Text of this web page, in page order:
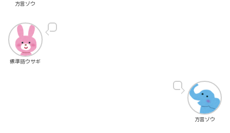
方言ゾウ
標準語ウサギ
方言ゾウ